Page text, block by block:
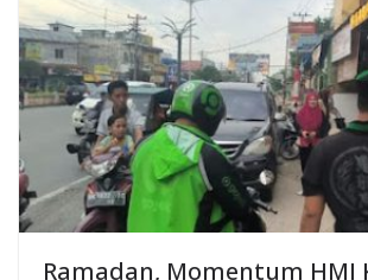
Ramadan, Momentum HMI